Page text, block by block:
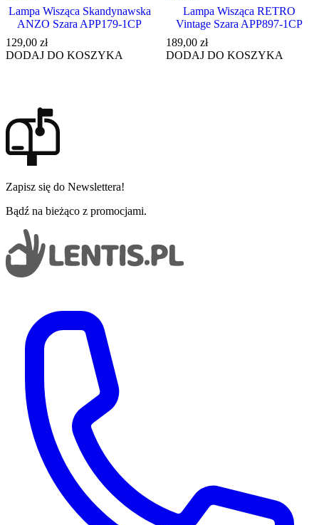
Lampa Wisząca Skandynawska
ANZO Szara APP179-1CP
129,00 zł
DODAJ DO KOSZYKA
Lampa Wisząca RETRO
Vintage Szara APP897-1CP
189,00 zł
DODAJ DO KOSZYKA
Zapisz się do Newslettera!
Bądź na bieżąco z promocjami.